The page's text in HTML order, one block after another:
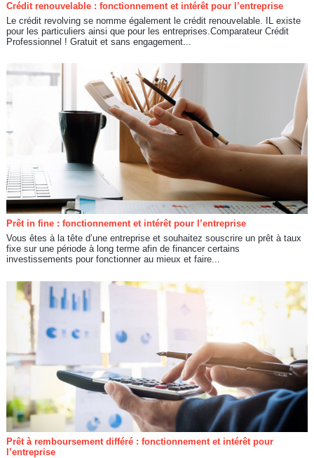
Crédit renouvelable : fonctionnement et intérêt pour l’entreprise
Le crédit revolving se nomme également le crédit renouvelable. IL existe
pour les particuliers ainsi que pour les entreprises.Comparateur Crédit
Professionnel ! Gratuit et sans engagement...
Prêt in fine : fonctionnement et intérêt pour l’entreprise
Vous êtes à la tête d’une entreprise et souhaitez souscrire un prêt à taux
fixe sur une période à long terme afin de financer certains
investissements pour fonctionner au mieux et faire...
Prêt à remboursement différé : fonctionnement et intérêt pour
l’entreprise